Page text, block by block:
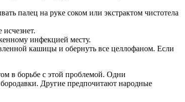
палец на руке соком или экстрактом чистотела
инфекцией месту.
кашицы и обернуть все целлофаном. Если
в борьбе с этой проблемой. Одни
Другие предпочитают народные